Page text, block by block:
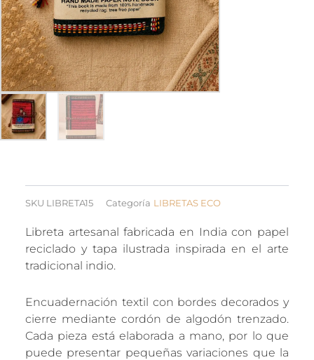
SKU LIBRETA15 Categoría LIBRETAS ECO
Libreta artesanal fabricada en India con papel
reciclado y tapa ilustrada inspirada en el arte
tradicional indio.
Encuadernación textil con bordes decorados y
cierre mediante cordón de algodón trenzado.
Cada pieza está elaborada a mano, por lo que
puede presentar pequeñas variaciones que la